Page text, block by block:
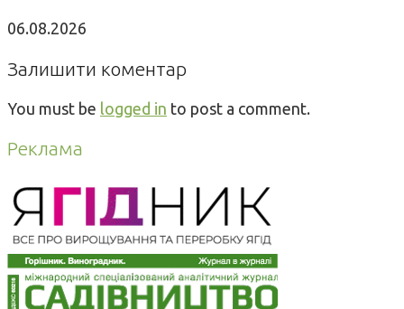
06.08.2026
Залишити коментар
You must be logged in to post a comment.
Реклама